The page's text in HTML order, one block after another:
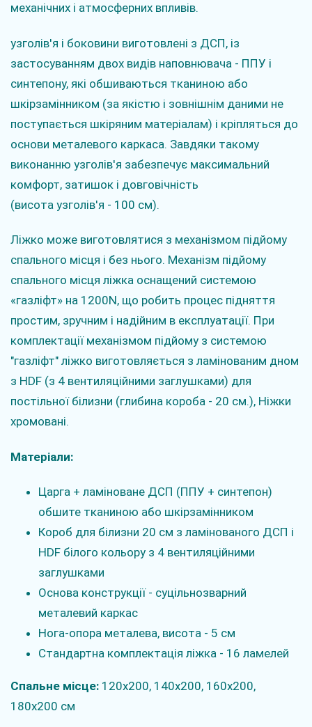
механічних і атмосферних впливів.
узголів'я і боковини виготовлені з ДСП, із
застосуванням двох видів наповнювача - ППУ і
синтепону, які обшиваються тканиною або
шкірзамінником (за якістю і зовнішнім даними не
поступається шкіряним матеріалам) і кріпляться до
основи металевого каркаса. Завдяки такому
виконанню узголів'я забезпечує максимальний
комфорт, затишок і довговічність
(висота узголів'я - 100 см).
Ліжко може виготовлятися з механізмом підйому
спального місця і без нього. Механізм підйому
спального місця ліжка оснащений системою
«газліфт» на 1200N, що робить процес підняття
простим, зручним і надійним в експлуатації. При
комплектації механізмом підйому з системою
"газліфт" ліжко виготовляється з ламінованим дном
з HDF (з 4 вентиляційними заглушками) для
постільної білизни (глибина короба - 20 см.), Ніжки
хромовані.
Матеріали:
Царга + ламіноване ДСП (ППУ + синтепон)
обшите тканиною або шкірзамінником
Короб для білизни 20 см з ламінованого ДСП і
HDF білого кольору з 4 вентиляційними
заглушками
Основа конструкції - суцільнозварний
металевий каркас
Нога-опора металева, висота - 5 см
Стандартна комплектація ліжка - 16 ламелей
Спальне місце: 120х200, 140х200, 160х200,
180х200 см